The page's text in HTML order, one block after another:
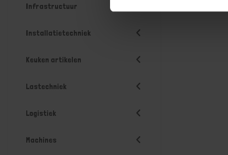
Infrastructuur
Installatietechniek
Keuken artikelen
Lastechniek
Logistiek
Machines